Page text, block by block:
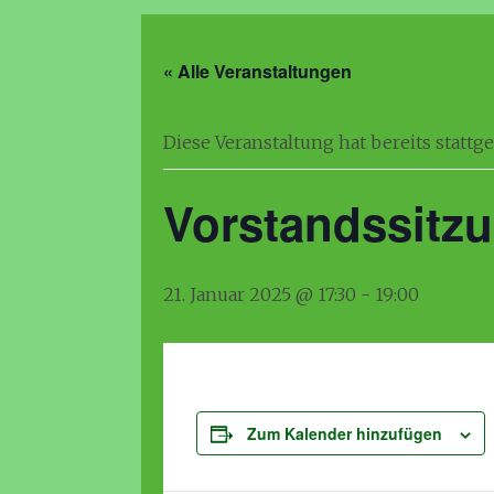
« Alle Veranstaltungen
Diese Veranstaltung hat bereits
21. Januar 2025 @ 17:30 - 19:00
Zum Kalender hinzufügen